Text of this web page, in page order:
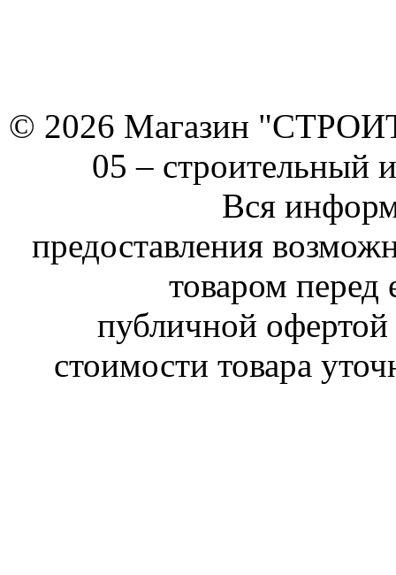
© 2026 Магазин
05 – строительный
Вся
предоставления
товаром перед
публичной
стоимости товара